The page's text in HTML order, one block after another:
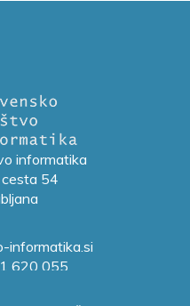
informatika
54
informatika.si
620 055